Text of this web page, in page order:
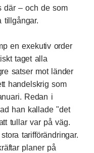
där – och de som
tillgångar.
en exekutiv order
taget alla
satser mot länder
handelskrig som
Redan i
han kallade "det
tullar var på väg.
tarifförändringar.
planer på